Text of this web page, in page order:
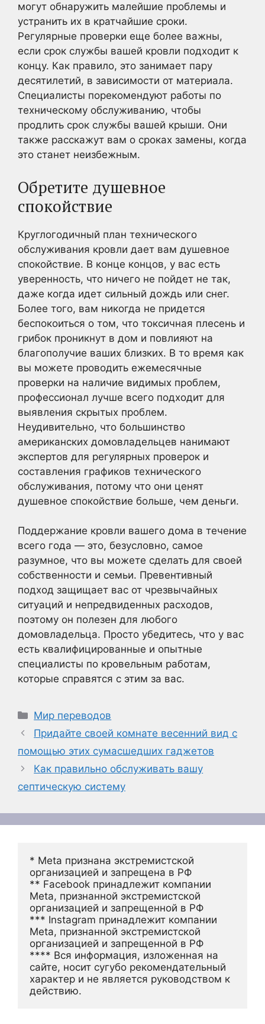
могут обнаружить малейшие проблемы и
устранить их в кратчайшие сроки.
Регулярные проверки еще более важны,
если срок службы вашей кровли подходит к
концу. Как правило, это занимает пару
десятилетий, в зависимости от материала.
Специалисты порекомендуют работы по
техническому обслуживанию, чтобы
продлить срок службы вашей крыши. Они
также расскажут вам о сроках замены, когда
это станет неизбежным.
Обретите душевное
спокойствие
Круглогодичный план технического
обслуживания кровли дает вам душевное
спокойствие. В конце концов, у вас есть
уверенность, что ничего не пойдет не так,
даже когда идет сильный дождь или снег.
Более того, вам никогда не придется
беспокоиться о том, что токсичная плесень и
грибок проникнут в дом и повлияют на
благополучие ваших близких. В то время как
вы можете проводить ежемесячные
проверки на наличие видимых проблем,
профессионал лучше всего подходит для
выявления скрытых проблем.
Неудивительно, что большинство
американских домовладельцев нанимают
экспертов для регулярных проверок и
составления графиков технического
обслуживания, потому что они ценят
душевное спокойствие больше, чем деньги.
Поддержание кровли вашего дома в течение
всего года — это, безусловно, самое
разумное, что вы можете сделать для своей
собственности и семьи. Превентивный
подход защищает вас от чрезвычайных
ситуаций и непредвиденных расходов,
поэтому он полезен для любого
домовладельца. Просто убедитесь, что у вас
есть квалифицированные и опытные
специалисты по кровельным работам,
которые справятся с этим за вас.
Рубрики
Мир переводов
Придайте своей комнате весенний вид с
помощью этих сумасшедших гаджетов
Как правильно обслуживать вашу
септическую систему
* Meta признана экстремистской
организацией и запрещена в РФ
** Facebook принадлежит компании
Meta, признанной экстремистской
организацией и запрещенной в РФ
*** Instagram принадлежит компании
Meta, признанной экстремистской
организацией и запрещенной в РФ
**** Вся информация, изложенная на
сайте, носит сугубо рекомендательный
характер и не является руководством к
действию.